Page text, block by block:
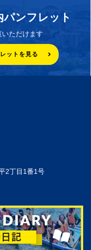
パンフレット
ただけます
ットを見る
2丁目1番1号